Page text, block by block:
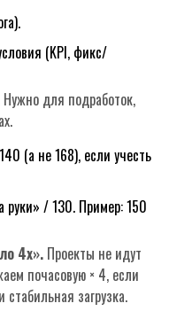
(KPI, фикс/
Нужно для подработок,
(а не 168), если учесть
руки» / 130. Пример: 150
4х». Проекты не идут
почасовую × 4, если
загрузка.